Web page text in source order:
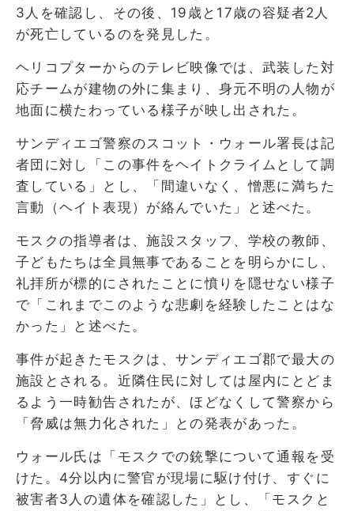
3人を確認し、その後、19歳と17歳の容疑者2人
が死亡しているのを発見した。
ヘリコプターからのテレビ映像では、武装した対
応チームが建物の外に集まり、身元不明の人物が
地面に横たわっている様子が映し出された。
サンディエゴ警察のスコット・ウォール署長は記
者団に対し「この事件をヘイトクライムとして調
査している」とし、「間違いなく、憎悪に満ちた
言動（ヘイト表現）が絡んでいた」と述べた。
モスクの指導者は、施設スタッフ、学校の教師、
子どもたちは全員無事であることを明らかにし、
礼拝所が標的にされたことに憤りを隠せない様子
で「これまでこのような悲劇を経験したことはな
かった」と述べた。
事件が起きたモスクは、サンディエゴ郡で最大の
施設とされる。近隣住民に対しては屋内にとどま
るよう一時勧告されたが、ほどなくして警察から
「脅威は無力化された」との発表があった。
ウォール氏は「モスクでの銃撃について通報を受
けた。4分以内に警官が現場に駆け付け、すぐに
被害者3人の遺体を確認した」とし、「モスクと